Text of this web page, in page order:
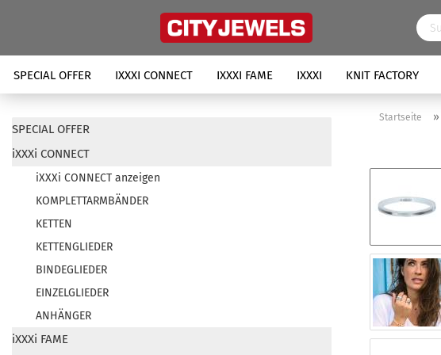
SPECIAL OFFER IXXXI CONNECT IXXXI FAME IXXXI KNIT FACTORY
Startseite »
SPECIAL OFFER
iXXXi CONNECT
iXXXi CONNECT anzeigen
KOMPLETTARMBÄNDER
KETTEN
KETTENGLIEDER
BINDEGLIEDER
EINZELGLIEDER
ANHÄNGER
iXXXi FAME